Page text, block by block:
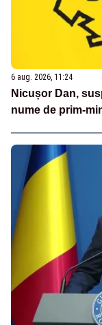
6 aug. 2026, 11:24
Nicușor Dan,
nume de prim-